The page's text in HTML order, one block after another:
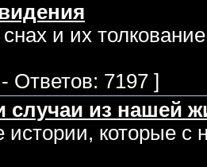
и их
Ответов: 7197 ]
случаи из нашей
которые с